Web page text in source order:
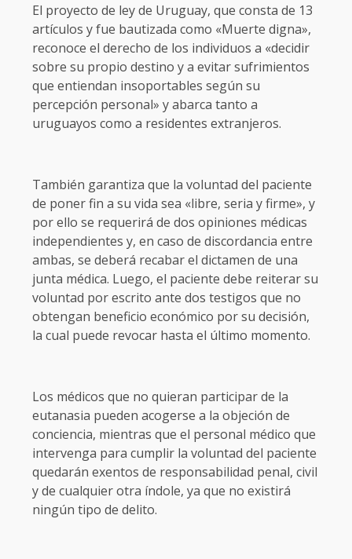
El proyecto de ley de Uruguay, que consta de 13
artículos y fue bautizada como «Muerte digna»,
reconoce el derecho de los individuos a «decidir
sobre su propio destino y a evitar sufrimientos
que entiendan insoportables según su
percepción personal» y abarca tanto a
uruguayos como a residentes extranjeros.
También garantiza que la voluntad del paciente
de poner fin a su vida sea «libre, seria y firme», y
por ello se requerirá de dos opiniones médicas
independientes y, en caso de discordancia entre
ambas, se deberá recabar el dictamen de una
junta médica. Luego, el paciente debe reiterar su
voluntad por escrito ante dos testigos que no
obtengan beneficio económico por su decisión,
la cual puede revocar hasta el último momento.
Los médicos que no quieran participar de la
eutanasia pueden acogerse a la objeción de
conciencia, mientras que el personal médico que
intervenga para cumplir la voluntad del paciente
quedarán exentos de responsabilidad penal, civil
y de cualquier otra índole, ya que no existirá
ningún tipo de delito.